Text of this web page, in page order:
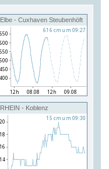
Elbe - Cuxhaven Steubenhöft
RHEIN - Koblenz